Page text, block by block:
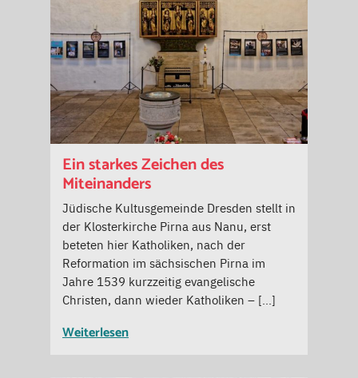
Ein starkes Zeichen des
Miteinanders
Jüdische Kultusgemeinde Dresden stellt in
der Klosterkirche Pirna aus Nanu, erst
beteten hier Katholiken, nach der
Reformation im sächsischen Pirna im
Jahre 1539 kurzzeitig evangelische
Christen, dann wieder Katholiken – […]
Weiterlesen